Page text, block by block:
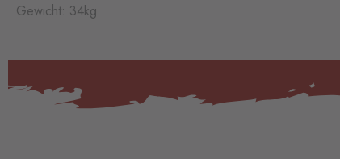
Gewicht: 34kg